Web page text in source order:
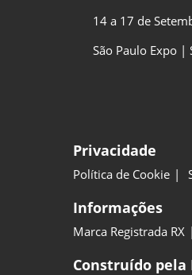
14 a 17 de
São Paulo Expo |
Privacidade
Política de Cookie
Informações
Marca Registrada RX
Construído pela